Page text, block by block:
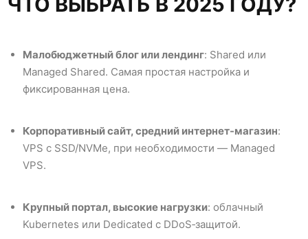
Малобюджетный блог или лендинг: Shared или
Managed Shared. Самая простая настройка и
фиксированная цена.
Корпоративный сайт, средний интернет-магазин:
VPS с SSD/NVMe, при необходимости — Managed
VPS.
Крупный портал, высокие нагрузки: облачный
Kubernetes или Dedicated с DDoS‑защитой.